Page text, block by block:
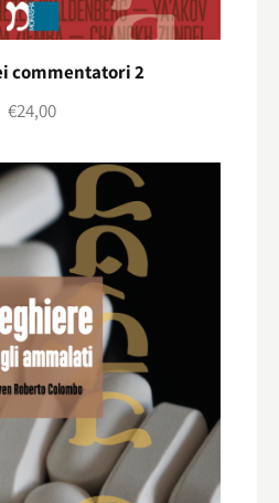
commentatori 2
€24,00